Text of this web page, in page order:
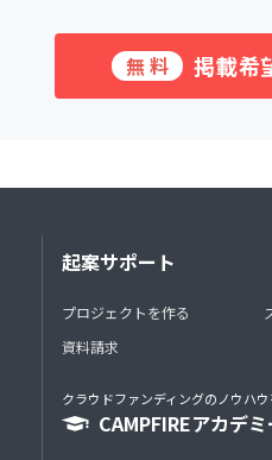
無料 掲載希
起案サポート
プロジェクトを作る
資料請求
クラウドファンディングのノウハ
CAMPFIREアカデミ